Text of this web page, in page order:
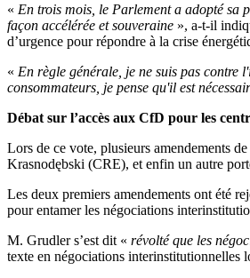
« En trois mois, le Parlement a adopté sa
façon accélérée et souveraine », a-t-il
d’urgence pour répondre à la crise
« En règle générale, je ne suis pas contre
consommateurs, je pense qu'il est
Débat sur l’accès aux CfD pour les
Lors de ce vote, plusieurs amendements
Krasnodębski (CRE), et enfin un autre
Les deux premiers amendements ont été
pour entamer les négociations
M. Grudler s’est dit « révolté que les
texte en négociations interinstitutionnelles